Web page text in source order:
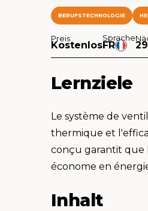
BERUFSTECHNOLOGIE
Preis
Kostenlos
Sprache
FR
Lernziele
Le système de
thermique et
conçu garantit que
économe en
Inhalt